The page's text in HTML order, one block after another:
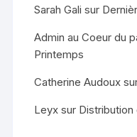
Sarah Gali sur
Admin au Coeur du
Printemps
Catherine Audoux
Leyx sur Distribution